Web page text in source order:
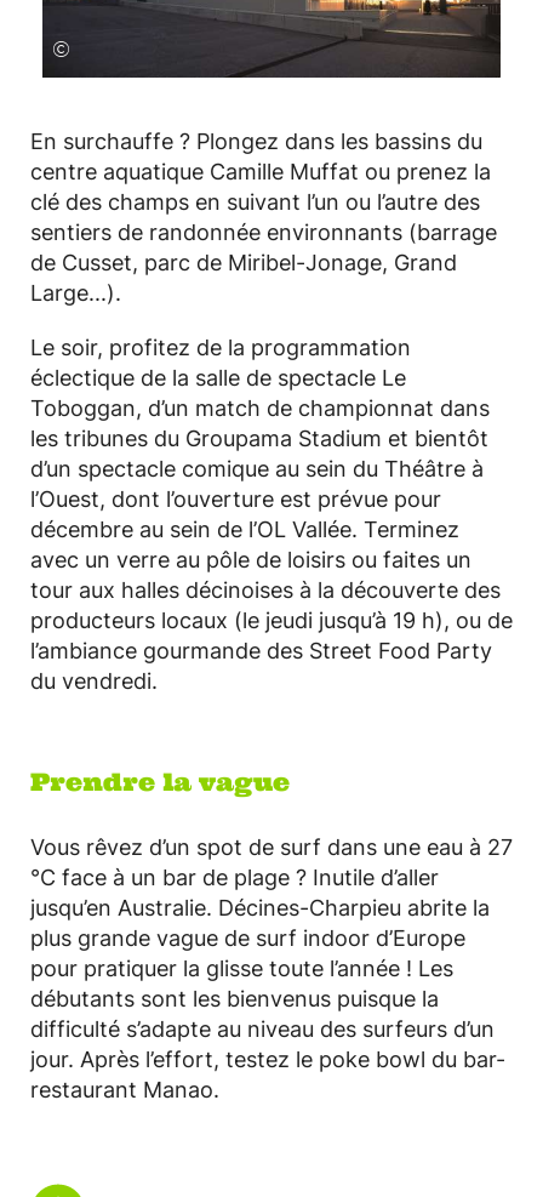
©
En surchauffe ? Plongez dans les bassins du
centre aquatique Camille Muffat ou prenez la
clé des champs en suivant l’un ou l’autre des
sentiers de randonnée environnants (barrage
de Cusset, parc de Miribel-Jonage, Grand
Large...).
Le soir, profitez de la programmation
éclectique de la salle de spectacle Le
Toboggan, d’un match de championnat dans
les tribunes du Groupama Stadium et bientôt
d’un spectacle comique au sein du Théâtre à
l’Ouest, dont l’ouverture est prévue pour
décembre au sein de l’OL Vallée. Terminez
avec un verre au pôle de loisirs ou faites un
tour aux halles décinoises à la découverte des
producteurs locaux (le jeudi jusqu’à 19 h), ou de
l’ambiance gourmande des Street Food Party
du vendredi.
Prendre la vague
Vous rêvez d’un spot de surf dans une eau à 27
°C face à un bar de plage ? Inutile d’aller
jusqu’en Australie. Décines-Charpieu abrite la
plus grande vague de surf indoor d’Europe
pour pratiquer la glisse toute l’année ! Les
débutants sont les bienvenus puisque la
difficulté s’adapte au niveau des surfeurs d’un
jour. Après l’effort, testez le poke bowl du bar-
restaurant Manao.